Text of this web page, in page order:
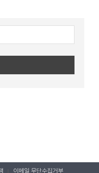
이메일 무단수집거부